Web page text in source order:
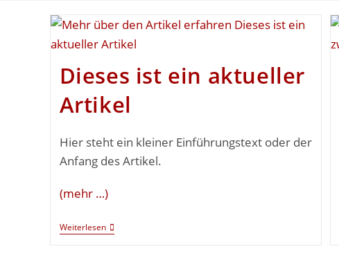
Dieses ist ein aktueller
Artikel
Hier steht ein kleiner Einführungstext oder der
Anfang des Artikel.
(mehr …)
Weiterlesen